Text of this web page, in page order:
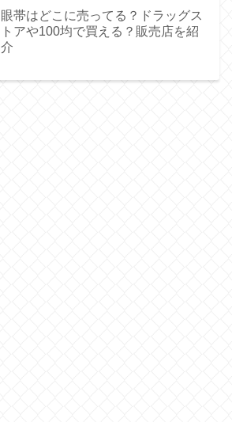
眼帯はどこに売ってる？ドラッグス
トアや100均で買える？販売店を紹
介